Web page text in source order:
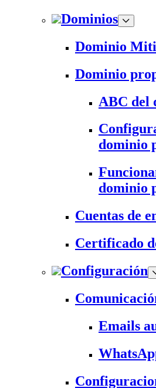
Dominios
Dominio
Dominio
ABC del
dominio
dominio
Cuentas de
Certificado
Configuración
Emails